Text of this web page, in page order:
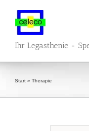
springen
Ihr Legasthenie -
Start » Therapie